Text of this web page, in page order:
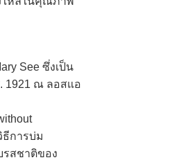
See ซึ่งเป็น
1921 ณ ลอสแอ
ธีการบ่ม
สชาติของ